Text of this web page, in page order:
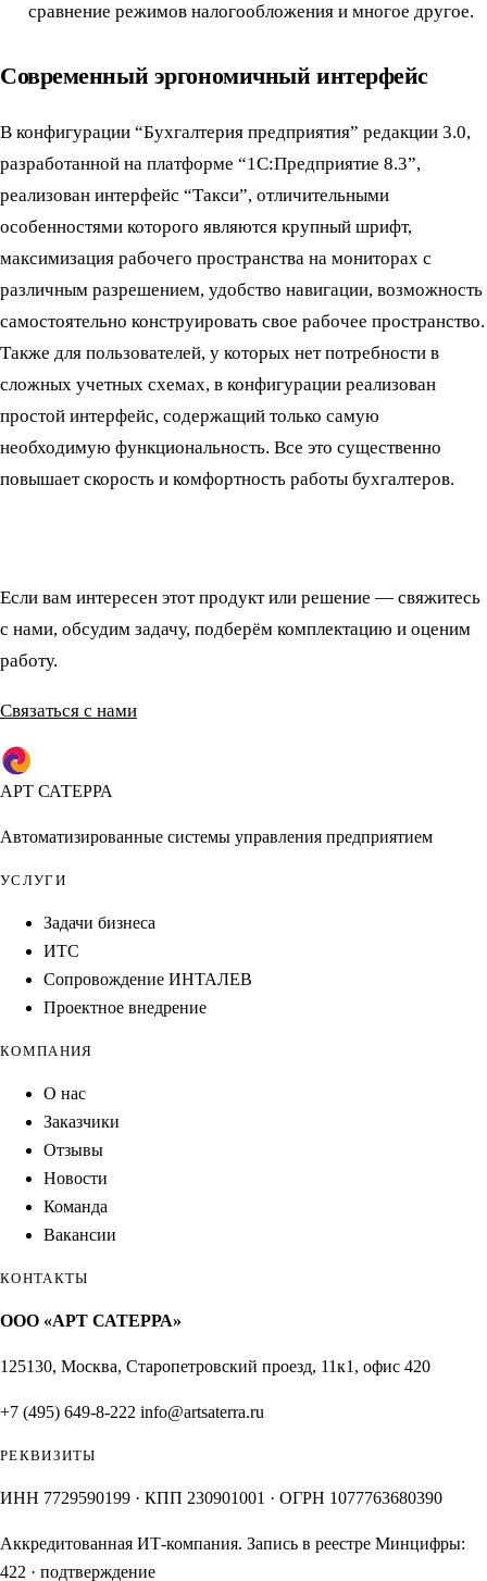
сравнение режимов налогообложения и многое другое.
Современный эргономичный интерфейс
В конфигурации “Бухгалтерия предприятия” редакции 3.0,
разработанной на платформе “1С:Предприятие 8.3”,
реализован интерфейс “Такси”, отличительными
особенностями которого являются крупный шрифт,
максимизация рабочего пространства на мониторах с
различным разрешением, удобство навигации, возможность
самостоятельно конструировать свое рабочее пространство.
Также для пользователей, у которых нет потребности в
сложных учетных схемах, в конфигурации реализован
простой интерфейс, содержащий только самую
необходимую функциональность. Все это существенно
повышает скорость и комфортность работы бухгалтеров.
Если вам интересен этот продукт или решение — свяжитесь
с нами, обсудим задачу, подберём комплектацию и оценим
работу.
Связаться с нами
АРТ САТЕРРА
Автоматизированные системы управления предприятием
УСЛУГИ
Задачи бизнеса
ИТС
Сопровождение ИНТАЛЕВ
Проектное внедрение
КОМПАНИЯ
О нас
Заказчики
Отзывы
Новости
Команда
Вакансии
КОНТАКТЫ
ООО «АРТ САТЕРРА»
125130, Москва, Старопетровский проезд, 11к1, офис 420
+7 (495) 649-8-222 info@artsaterra.ru
РЕКВИЗИТЫ
ИНН 7729590199 · КПП 230901001 · ОГРН 1077763680390
Аккредитованная ИТ-компания. Запись в реестре Минцифры:
422 · подтверждение